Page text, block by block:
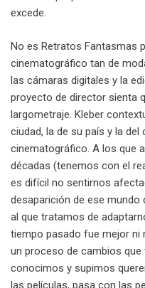
excede.
No es Retratos Fantasmas
cinematográfico tan de
las cámaras digitales y la
proyecto de director sienta
largometraje. Kleber
ciudad, la de su país y la
cinematográfico. A los que
décadas (tenemos con el
es difícil no sentirnos
desaparición de ese
al que tratamos de
tiempo pasado fue mejor ni
un proceso de cambios
conocimos y supimos
las películas, pasa con las